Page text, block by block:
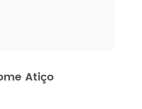
Atiço